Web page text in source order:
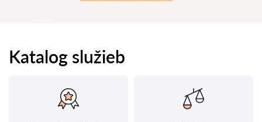
Katalog služieb